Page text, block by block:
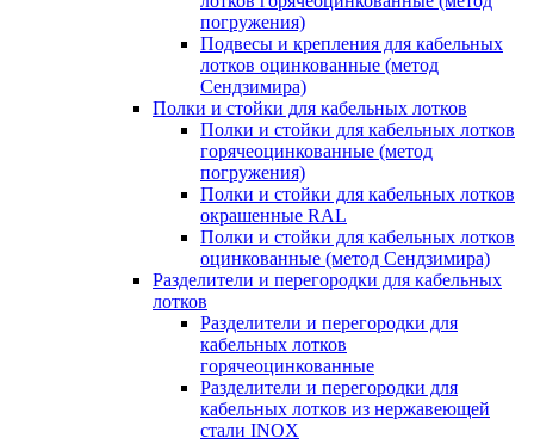
погружения)
Подвесы и крепления для кабельных
лотков оцинкованные (метод
Сендзимира)
Полки и стойки для кабельных лотков
Полки и стойки для кабельных лотков
горячеоцинкованные (метод
погружения)
Полки и стойки для кабельных лотков
окрашенные RAL
Полки и стойки для кабельных лотков
оцинкованные (метод Сендзимира)
Разделители и перегородки для кабельных
лотков
Разделители и перегородки для
кабельных лотков
горячеоцинкованные
Разделители и перегородки для
кабельных лотков из нержавеющей
стали INOX